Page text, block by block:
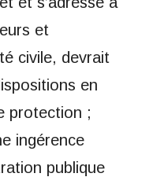
et
civile, devrait
en
protection ;
ingérence
publique